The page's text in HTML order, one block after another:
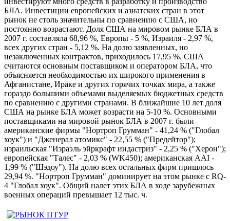
БЛА. Инвестиции европейских и азиатских стран в этот
рынок не столь значительны по сравнению с США, но
постоянно возрастают. Доля США на мировом рынке БЛА в
2007 г. составляла 68,96 %, Европы - 5 %, Израиля - 2,97 %,
всех других стран - 5,12 %. На долю заявленных, но
незаключенных контрактов, приходилось 17,95 %. США
считаются основным поставщиком и оператором БЛА, что
объясняется необходимостью их широкого применения в
Афганистане, Ираке и других горячих точках мира, а также
гораздо большими объемами выделяемых бюджетных средств
по сравнению с другими странами. В ближайшие 10 лет доля
США на рынке БЛА может возрасти на 5-10 %. Основными
поставщиками на мировой рынок БЛА в 2007 г. были
американские фирмы "Нортроп Грумман" - 41,24 % ("Глобал
хоук") и "Дженерал атомикс" - 22,55 % ("Предейтор");
израильская "Израэль эйркрафт индастриз" - 2,25 % ("Херон");
европейская "Талес" - 2,03 % (WK450); американская AAI -
1,99 % ("Шэдоу"). На долю всех остальных фирм пришлось
29,94 %. "Нортроп Грумман" доминирует на этом рынке с RQ-
4 "Глобал хоук". Общий налет этих БЛА в ходе зарубежных
военных операций превышает 12 тыс. ч.